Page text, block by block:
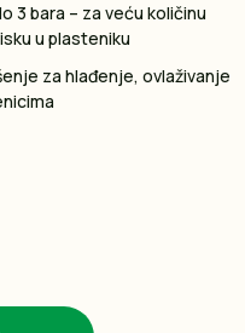
3 bara – za veću količinu
u plasteniku
za hlađenje, ovlaživanje